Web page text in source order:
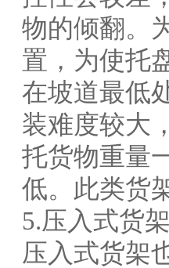
物的倾翻。
置，为使托
在坡道最低
装难度较大
托货物重量
低。此类货
5.压入式货
压入式货架